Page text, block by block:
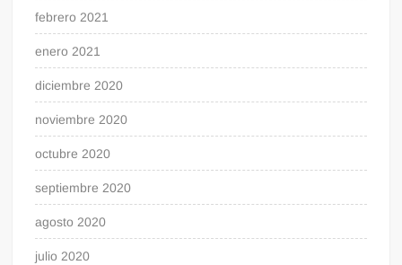
febrero 2021
enero 2021
diciembre 2020
noviembre 2020
octubre 2020
septiembre 2020
agosto 2020
julio 2020